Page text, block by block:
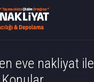
eve nakliyat ile